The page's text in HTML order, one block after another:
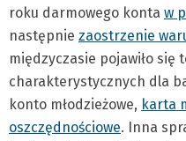
roku darmowego konta w
następnie zaostrzenie
międzyczasie pojawiło się
charakterystycznych dla
konto młodzieżowe, karta
oszczędnościowe. Inna